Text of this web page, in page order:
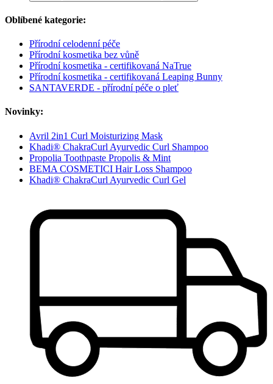
Oblíbené kategorie:
Přírodní celodenní péče
Přírodní kosmetika bez vůně
Přírodní kosmetika - certifikovaná NaTrue
Přírodní kosmetika - certifikovaná Leaping Bunny
SANTAVERDE - přírodní péče o pleť
Novinky:
Avril 2in1 Curl Moisturizing Mask
Khadi® ChakraCurl Ayurvedic Curl Shampoo
Propolia Toothpaste Propolis & Mint
BEMA COSMETICI Hair Loss Shampoo
Khadi® ChakraCurl Ayurvedic Curl Gel